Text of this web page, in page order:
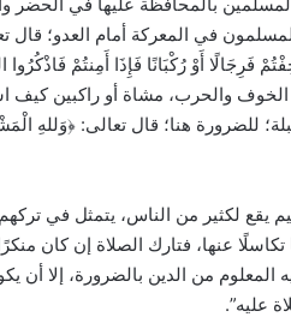
في المعركة أمام العدو؛ قال
أَوْ رُكْبَانًا فَإِذَا أَمِنتُمْ فَاذْكُرُوا
فصلوا حال الخوف والحرب، مشاة أو
للضرورة هنا؛ قال تعالى: ﴿وَللهِ
يقع لكثير من الناس، يتمثل في
تكاسلًا عنها، فتارك الصلاة إن كان
المعلوم من الدين بالضرورة، إلا أن
عليه”.